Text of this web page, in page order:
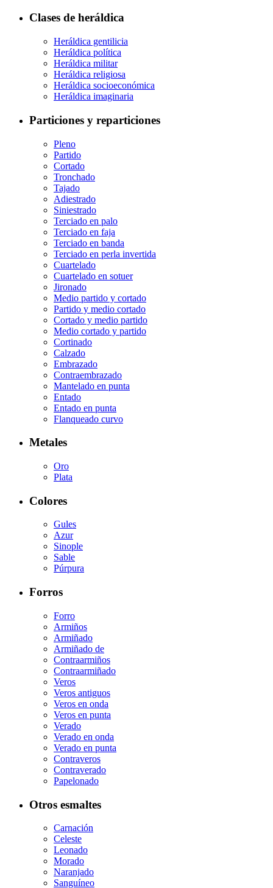
Clases de heráldica
Heráldica gentilicia
Heráldica política
Heráldica militar
Heráldica religiosa
Heráldica socioeconómica
Heráldica imaginaria
Particiones y reparticiones
Pleno
Partido
Cortado
Tronchado
Tajado
Adiestrado
Siniestrado
Terciado en palo
Terciado en faja
Terciado en banda
Terciado en perla invertida
Cuartelado
Cuartelado en sotuer
Jironado
Medio partido y cortado
Partido y medio cortado
Cortado y medio partido
Medio cortado y partido
Cortinado
Calzado
Embrazado
Contraembrazado
Mantelado en punta
Entado
Entado en punta
Flanqueado curvo
Metales
Oro
Plata
Colores
Gules
Azur
Sinople
Sable
Púrpura
Forros
Forro
Armiños
Armiñado
Armiñado de
Contraarmiños
Contraarmiñado
Veros
Veros antiguos
Veros en onda
Veros en punta
Verado
Verado en onda
Verado en punta
Contraveros
Contraverado
Papelonado
Otros esmaltes
Carnación
Celeste
Leonado
Morado
Naranjado
Sanguíneo